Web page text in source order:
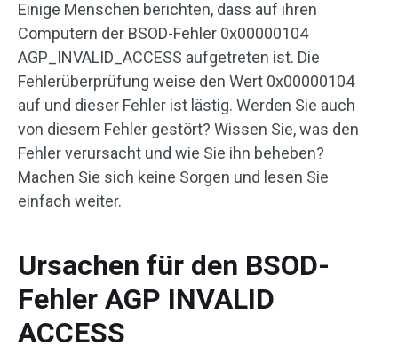
Einige Menschen berichten, dass auf ihren
Computern der BSOD-Fehler 0x00000104
AGP_INVALID_ACCESS aufgetreten ist. Die
Fehlerüberprüfung weise den Wert 0x00000104
auf und dieser Fehler ist lästig. Werden Sie auch
von diesem Fehler gestört? Wissen Sie, was den
Fehler verursacht und wie Sie ihn beheben?
Machen Sie sich keine Sorgen und lesen Sie
einfach weiter.
Ursachen für den BSOD-
Fehler AGP INVALID
ACCESS